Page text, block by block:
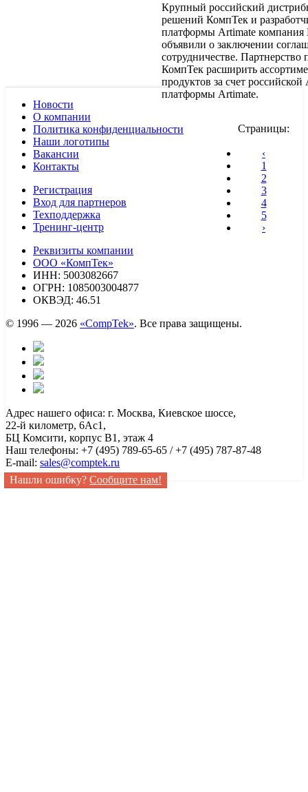
Крупный российский
решений КомпТек и
платформы Artimate
объявили о заключении
сотрудничестве. Партнерство
КомпТек расширить
продуктов за счет российской
платформы Artimate.
Страницы:
‹
1
2
3
4
5
›
Новости
О компании
Политика конфиденциальности
Наши логотипы
Вакансии
Контакты
Регистрация
Вход для партнеров
Техподдержка
Тренинг-центр
Реквизиты компании
ООО «КомпТек»
ИНН: 5003082667
ОГРН: 1085003004877
ОКВЭД: 46.51
© 1996 — 2026 «CompTek». Все права защищены.
Адрес нашего офиса: г. Москва, Киевское шоссе,
22-й километр, 6Ас1,
БЦ Комсити, корпус B1, этаж 4
Наш телефоны: +7 (495) 789-65-65 / +7 (495) 787-87-48
E-mail: sales@comptek.ru
Нашли ошибку? Сообщите нам!